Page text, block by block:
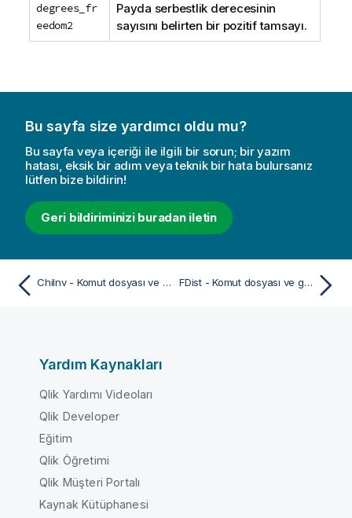
degrees_fr
eedom2
Payda serbestlik derecesinin
sayısını belirten bir pozitif tamsayı.
Bu sayfa size yardımcı oldu mu?
Bu sayfa veya içeriği ile ilgili bir sorun; bir yazım
hatası, eksik bir adım veya teknik bir hata bulursanız
lütfen bize bildirin!
Geri bildiriminizi buradan iletin
ChiInv - Komut dosyası ve grafik fonksiyonu FDist - Komut dosyası ve grafik fonksiyonu
Yardım Kaynakları
Qlik Yardımı Videoları
Qlik Developer
Eğitim
Qlik Öğretimi
Qlik Müşteri Portalı
Kaynak Kütüphanesi